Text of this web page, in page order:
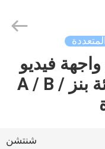
فيديو
الوسائط المتعددة لفئة بنز A / B /
شنتشن